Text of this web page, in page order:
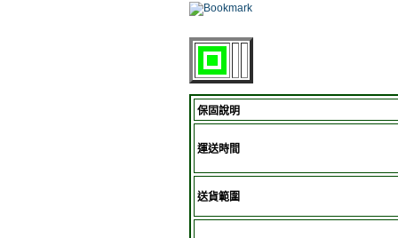
保固說明
運送時間
送貨範圍